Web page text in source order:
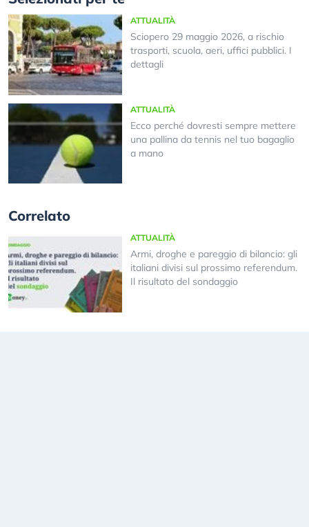
ATTUALITÀ
Sciopero 29 maggio 2026, a rischio
trasporti, scuola, aeri, uffici pubblici. I
dettagli
ATTUALITÀ
Ecco perché dovresti sempre mettere
una pallina da tennis nel tuo bagaglio
a mano
Correlato
ATTUALITÀ
Armi, droghe e pareggio di bilancio: gli
italiani divisi sul prossimo referendum.
Il risultato del sondaggio